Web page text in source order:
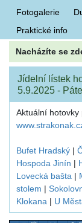
Fotogalerie
Praktické info
Nacházíte se
Jídelní lístek
5.9.2025 -
Aktuální
Bufet Hradský |
Hospoda Jinín |
Lovecká bašta |
stolem |
Klokana | U